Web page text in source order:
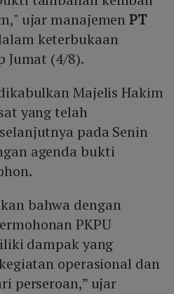
ujar manajemenPT
keterbukaan
Jumat (4/8).
Majelis Hakim
yang telah
pada Senin
agenda bukti
bahwa dengan
PKPU
dampak yang
operasional dan
perseroan,” ujar